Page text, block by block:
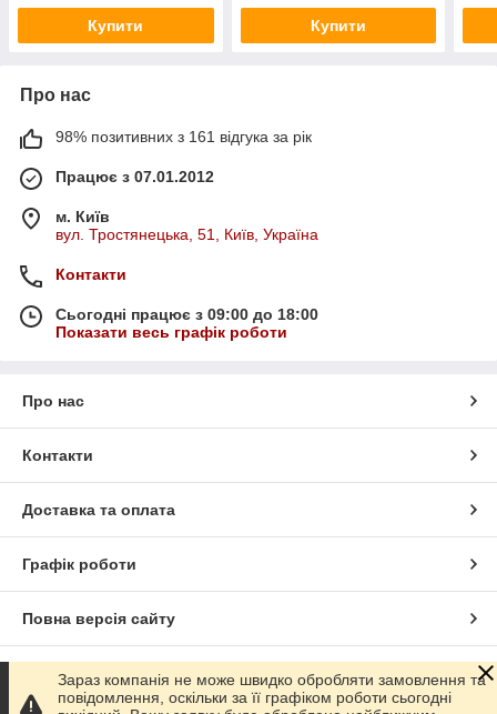
Купити Купити
Про нас
98% позитивних з 161 відгука за рік
Працює з 07.01.2012
м. Київ
вул. Тростянецька, 51, Київ, Україна
Контакти
Сьогодні працює з 09:00 до 18:00
Показати весь графік роботи
Про нас
Контакти
Доставка та оплата
Графік роботи
Повна версія сайту
Сайт створено на маркетплейсіProm.ua
Зараз компанія не може швидко обробляти замовлення та
повідомлення, оскільки за її графіком роботи сьогодні